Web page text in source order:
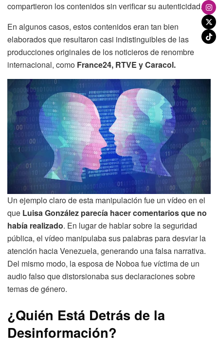
compartieron los contenidos sin verificar su autenticidad.
En algunos casos, estos contenidos eran tan bien
elaborados que resultaron casi indistinguibles de las
producciones originales de los noticieros de renombre
internacional, como France24, RTVE y Caracol.
Un ejemplo claro de esta manipulación fue un vídeo en el
que Luisa González parecía hacer comentarios que no
había realizado. En lugar de hablar sobre la seguridad
pública, el vídeo manipulaba sus palabras para desviar la
atención hacia Venezuela, generando una falsa narrativa.
Del mismo modo, la esposa de Noboa fue víctima de un
audio falso que distorsionaba sus declaraciones sobre
temas de género.
¿Quién Está Detrás de la
Desinformación?